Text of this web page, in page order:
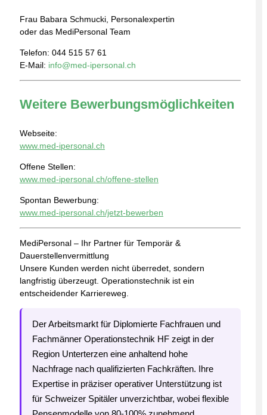
Frau Babara Schmucki, Personalexpertin
oder das MediPersonal Team
Telefon: 044 515 57 61
E-Mail: info@med-ipersonal.ch
Weitere Bewerbungsmöglichkeiten
Webseite:
www.med-ipersonal.ch
Offene Stellen:
www.med-ipersonal.ch/offene-stellen
Spontan Bewerbung:
www.med-ipersonal.ch/jetzt-bewerben
MediPersonal – Ihr Partner für Temporär &
Dauerstellenvermittlung
Unsere Kunden werden nicht überredet, sondern
langfristig überzeugt. Operationstechnik ist ein
entscheidender Karriereweg.
Der Arbeitsmarkt für Diplomierte Fachfrauen und
Fachmänner Operationstechnik HF zeigt in der
Region Unterterzen eine anhaltend hohe
Nachfrage nach qualifizierten Fachkräften. Ihre
Expertise in präziser operativer Unterstützung ist
für Schweizer Spitäler unverzichtbar, wobei flexible